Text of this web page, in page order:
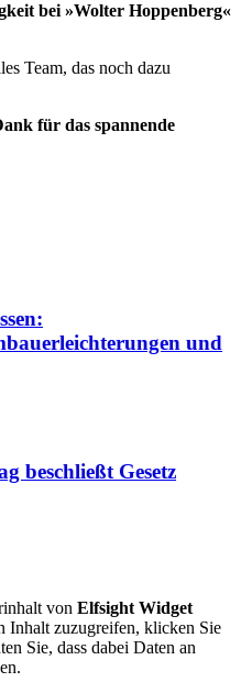
bei »Wolter Hoppenberg«
Team, das noch dazu
für das spannende
und
beschließt Gesetz
von Elfsight Widget
Inhalt zuzugreifen, klicken Sie
Sie, dass dabei Daten an